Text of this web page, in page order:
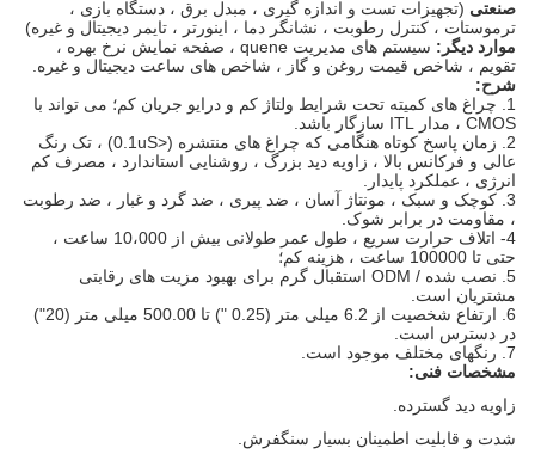
صنعتی (تجهیزات تست و اندازه گیری ، مبدل برق ، دستگاه بازی ،
ترموستات ، کنترل رطوبت ، نشانگر دما ، اینورتر ، تایمر دیجیتال و غیره)
موارد دیگر:
سیستم های مدیریت quene ، صفحه نمایش نرخ بهره ،
تقویم ، شاخص قیمت روغن و گاز ، شاخص های ساعت دیجیتال و غیره.
شرح:
می تواند با
CMOS ، مدار ITL سازگار باشد.
2. زمان پاسخ کوتاه هنگامی که چراغ های منتشره (<0.1uS) ، تک رنگ
عالی و فرکانس بالا ، زاویه دید بزرگ ، روشنایی استاندارد ، مصرف کم
انرژی ، عملکرد پایدار.
3. کوچک و سبک ، مونتاژ آسان ، ضد پیری ، ضد گرد و غبار ، ضد رطوبت
، مقاومت در برابر شوک.
4- اتلاف حرارت سریع ، طول عمر طولانی بیش از 10،000 ساعت ،
حتی تا 100000 ساعت ، هزینه کم؛
5. نصب شده / ODM استقبال گرم برای بهبود مزیت های رقابتی
مشتریان است.
6. ارتفاع شخصیت از 6.2 میلی متر (0.25 ") تا 500.00 میلی متر (20")
در دسترس است.
مشخصات فنی:
زاویه دید گسترده.
شدت و قابلیت اطمینان بسیار سنگفرش.